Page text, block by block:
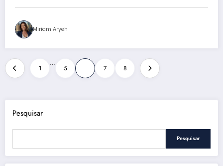
Miriam Aryeh
Paginação
de
posts
1
…
5 7 8
Pesquisar
Pesquisar